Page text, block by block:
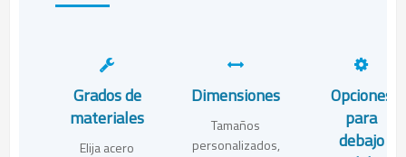
Grados de
materiales
Elija acero
Dimensiones
Tamaños
personalizados,
Opciones
para
debajo